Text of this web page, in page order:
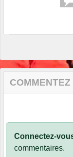
COMMENTEZ
Connectez-
commentaires.